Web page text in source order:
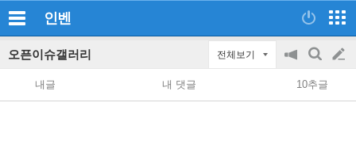
인벤
오픈이슈갤러리 전체보기
공
지
on/off
검
색
글
쓰
내글 내 댓글 10추글